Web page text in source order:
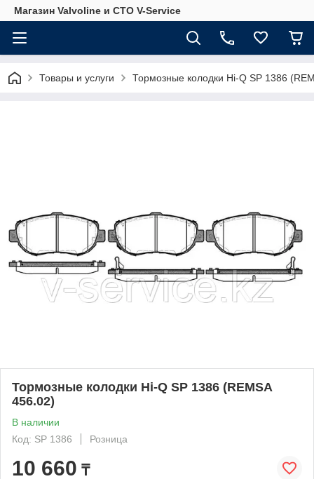
Магазин Valvoline и СТО V-Service
Товары и услуги Тормозные колодки Hi-Q SP 1386
Тормозные колодки Hi-Q SP 1386 (REMSA
456.02)
В наличии
Код: SP 1386
Розница
10 660 ₸